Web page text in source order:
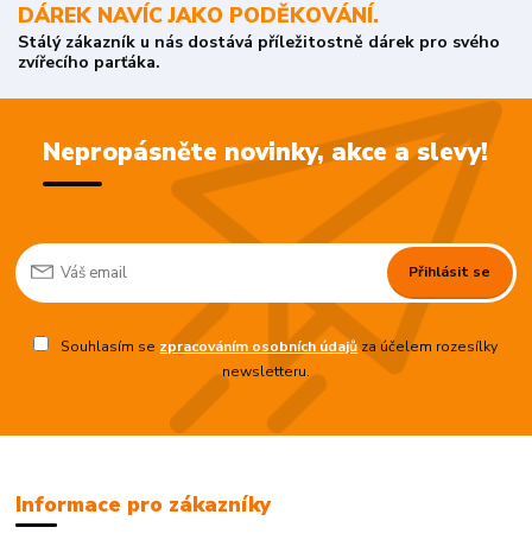
DÁREK NAVÍC JAKO PODĚKOVÁNÍ.
Stálý zákazník u nás dostává příležitostně dárek pro svého
zvířecího parťáka.
Nepropásněte novinky, akce a slevy!
Přihlásit se
Souhlasím se zpracováním osobních údajůza účelem rozesílky
newsletteru.
Informace pro zákazníky